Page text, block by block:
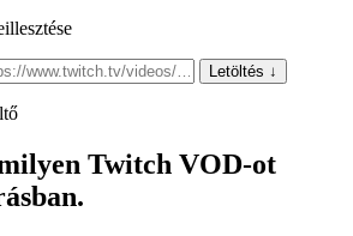
Letöltés ↓
Twitch VOD-ot